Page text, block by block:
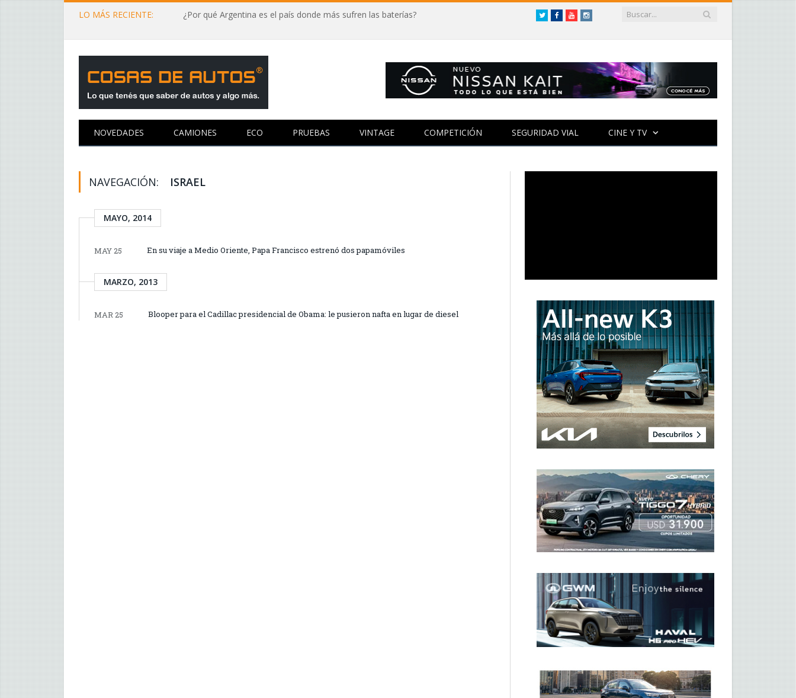
LO MÁS RECIENTE: ¿Por qué Argentina es el país donde más sufren las baterías? TwitterFacebookYouTubeInstagram
NOVEDADES CAMIONES ECO PRUEBAS VINTAGE COMPETICIÓN SEGURIDAD VIAL CINE Y TV
NAVEGACIÓN: ISRAEL
MAYO, 2014
MAY 25 En su viaje a Medio Oriente, Papa Francisco estrenó dos papamóviles
MARZO, 2013
MAR 25 Blooper para el Cadillac presidencial de Obama: le pusieron nafta en lugar de diesel